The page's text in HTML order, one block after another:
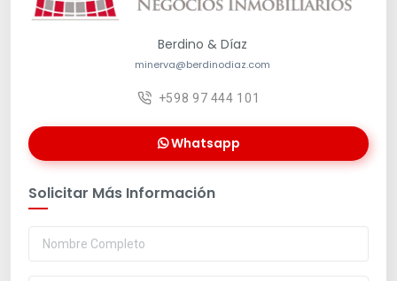
Berdino & Díaz
minerva@berdinodiaz.com
+598 97 444 101
Whatsapp
Solicitar Más Información